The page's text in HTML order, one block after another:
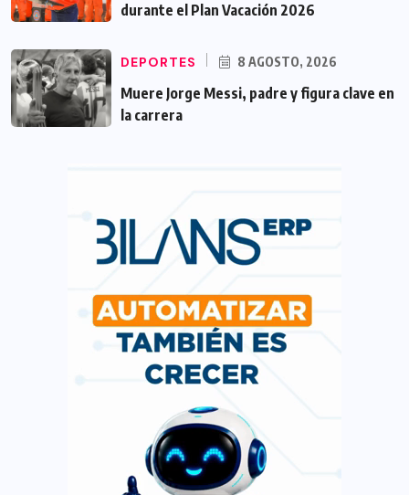
durante el Plan Vacación 2026
DEPORTES 8 AGOSTO, 2026
Muere Jorge Messi, padre y figura clave en
la carrera